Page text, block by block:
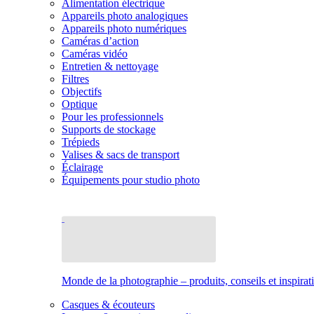
Alimentation électrique
Appareils photo analogiques
Appareils photo numériques
Caméras d’action
Caméras vidéo
Entretien & nettoyage
Filtres
Objectifs
Optique
Pour les professionnels
Supports de stockage
Trépieds
Valises & sacs de transport
Éclairage
Équipements pour studio photo
Monde de la photographie – produits, conseils et
Casques & écouteurs